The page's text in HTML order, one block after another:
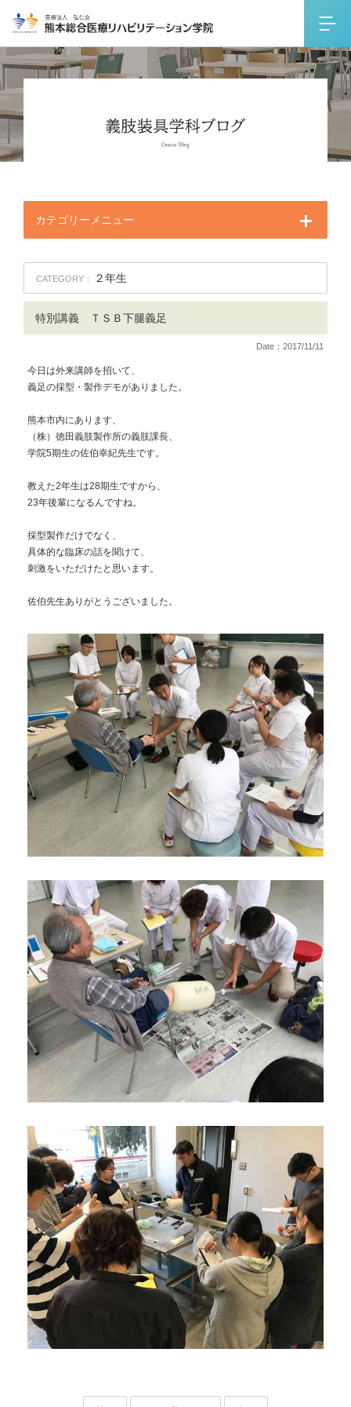
カテゴリーメニュー
CATEGORY： ２年生
特別講義 ＴＳＢ下腿義足
Date：2017/11/11
今日は外来講師を招いて、
義足の採型・製作デモがありました。
熊本市内にあります、
（株）徳田義肢製作所の義肢課長、
学院5期生の佐伯幸紀先生です。
教えた2年生は28期生ですから、
23年後輩になるんですね。
採型製作だけでなく、
具体的な臨床の話を聞けて、
刺激をいただけたと思います。
佐伯先生ありがとうございました。